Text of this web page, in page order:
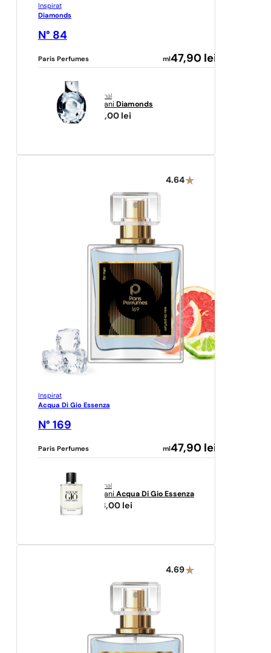
Inspirat
Diamonds
N° 84
Paris Perfumes ml 47,90 lei
original
Armani Diamonds
467,00 lei
4.64
Inspirat
Acqua Di Gio Essenza
N° 169
Paris Perfumes ml47,90 lei
original
Armani Acqua Di Gio Essenza
458,00 lei
4.69